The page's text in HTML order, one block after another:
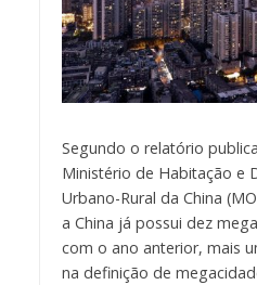
Segundo o relatório
Ministério de Habitação e
Urbano-Rural da China
a China já possui dez
com o ano anterior, mais
na definição de